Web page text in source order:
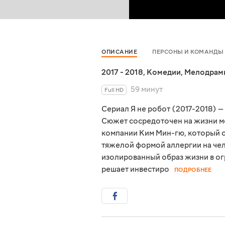
ОПИСАНИЕ ПЕРСОНЫ И КОМАНДЫ
2017 - 2018, Комедии,
Full HD
59 минут
Сериал Я не робот (2017-2018)
Сюжет сосредоточен на жизни
компании Ким Мин-гю, который
тяжелой формой аллергии на
изолированный образ жизни в
решает инвестиро
ПОДРОБНЕЕ